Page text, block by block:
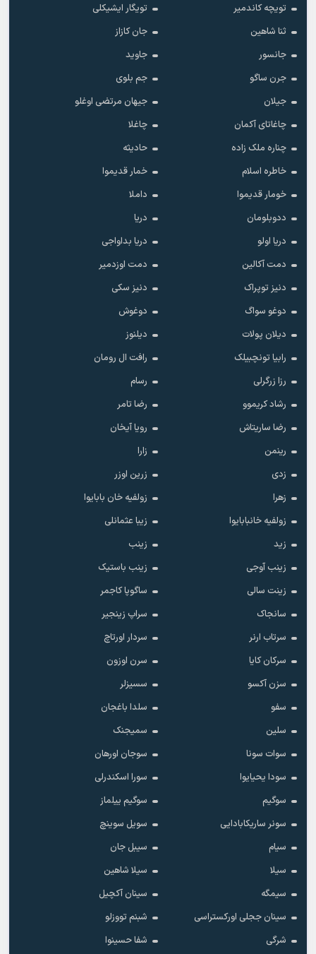
تویچه کاندمیر
تویگار ایشیکلی
ثنا شاهین
جان کازاز
جانسور
جاوید
جرن ساگو
جم بلوی
جیلان
جیهان مرتضی اوغلو
چاغاتای آکمان
چاغلا
چناره ملک زاده
حادیثه
خاطره اسلام
خمار قدیموا
خومار قدیموا
داملا
ددوبلومان
دریا
دریا اولو
دریا بداواجی
دمت آکالین
دمت اوزدمیر
دنیز توپراک
دنیز سکی
دوغو سواگ
دوغوش
دیلان پولات
دیلنوز
رابیا تونچبیلک
رافت ال رومان
رزا زرگرلی
رسام
رشاد کریموو
رضا تامر
رضا ساریتاش
رویا آیخان
رینمن
زارا
زدی
زرین اوزر
زهرا
زولفیه خان بابایوا
زولفیه خانبابایوا
زیبا عثمانلی
زید
زینب
زینب آوجی
زینب باستیک
زینت سالی
ساگوپا کاجمر
سانجاک
سراپ زینجیر
سرتاب ارنر
سردار اورتاچ
سرکان کایا
سرن اوزون
سزن آکسو
سسیزلر
سفو
سلدا باغجان
سلین
سمیجنک
سوات سونا
سوجان اورهان
سودا یحیایوا
سورا اسکندرلی
سوگیم
سوگیم ییلماز
سونر ساریکابادایی
سویل سوینچ
سیام
سیبل جان
سیلا
سیلا شاهین
سیمگه
سینان آکچیل
سینان ججلی اورکستراسی
شبنم تووزلو
شرگی
شفا حسینوا